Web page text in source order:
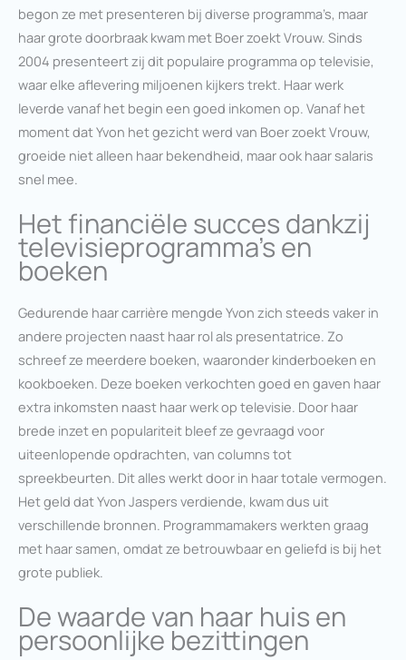
begon ze met presenteren bij diverse programma’s, maar
haar grote doorbraak kwam met Boer zoekt Vrouw. Sinds
2004 presenteert zij dit populaire programma op televisie,
waar elke aflevering miljoenen kijkers trekt. Haar werk
leverde vanaf het begin een goed inkomen op. Vanaf het
moment dat Yvon het gezicht werd van Boer zoekt Vrouw,
groeide niet alleen haar bekendheid, maar ook haar salaris
snel mee.
Het financiële succes dankzij
televisieprogramma’s en
boeken
Gedurende haar carrière mengde Yvon zich steeds vaker in
andere projecten naast haar rol als presentatrice. Zo
schreef ze meerdere boeken, waaronder kinderboeken en
kookboeken. Deze boeken verkochten goed en gaven haar
extra inkomsten naast haar werk op televisie. Door haar
brede inzet en populariteit bleef ze gevraagd voor
uiteenlopende opdrachten, van columns tot
spreekbeurten. Dit alles werkt door in haar totale vermogen.
Het geld dat Yvon Jaspers verdiende, kwam dus uit
verschillende bronnen. Programmamakers werkten graag
met haar samen, omdat ze betrouwbaar en geliefd is bij het
grote publiek.
De waarde van haar huis en
persoonlijke bezittingen